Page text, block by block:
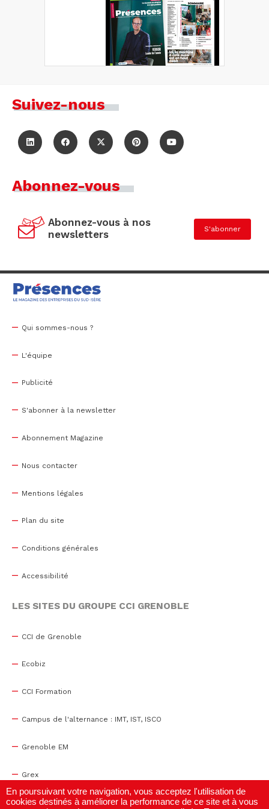
Suivez-nous
Abonnez-vous
Abonnez-vous à nos
newsletters
S'abonner
Qui sommes-nous ?
L'équipe
Publicité
S'abonner à la newsletter
Abonnement Magazine
Nous contacter
Mentions légales
Plan du site
Conditions générales
Accessibilité
LES SITES DU GROUPE CCI GRENOBLE
CCI de Grenoble
Ecobiz
CCI Formation
Campus de l'alternance : IMT, IST, ISCO
Grenoble EM
Grex
WTC Grenoble
En poursuivant votre navigation, vous acceptez l'utilisation de
cookies destinés à améliorer la performance de ce site et à vous